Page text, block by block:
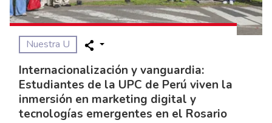
Nuestra U
Internacionalización y vanguardia:
Estudiantes de la UPC de Perú viven la
inmersión en marketing digital y
tecnologías emergentes en el Rosario